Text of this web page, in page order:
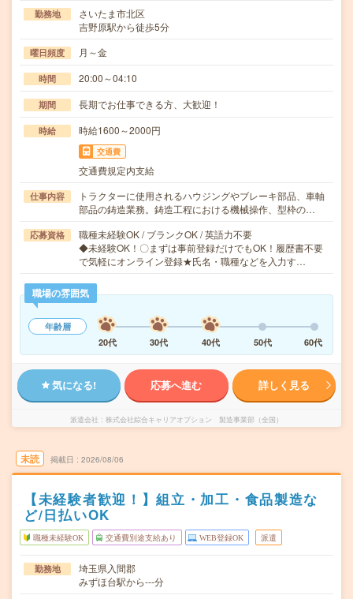
勤務地
さいたま市北区
吉野原駅から徒歩5分
曜日頻度 月～金
時間 20:00～04:10
期間 長期でお仕事できる方、大歓迎！
時給 時給1600～2000円
交通費
交通費規定内支給
仕事内容
トラクターに使用されるハウジングやブレーキ部品、車軸
部品の鋳造業務。鋳造工程における機械操作、型枠の…
応募資格
職種未経験OK / ブランクOK / 英語力不要
◆未経験OK！〇まずは事前登録だけでもOK！履歴書不要
で気軽にオンライン登録★氏名・職種などを入力す…
職場の雰囲気
年齢層
20代
30代 40代 50代 60代
気になる! 応募へ進む 詳しく見る
派遣会社 株式会社綜合キャリアオプション 製造事業部（全国）
未読 掲載日 2026/08/06
【未経験者歓迎！】組立・加工・食品製造な
ど/日払いOK
職種未経験OK 交通費別途支給あり WEB登録OK 派遣
勤務地
埼玉県入間郡
みずほ台駅から---分